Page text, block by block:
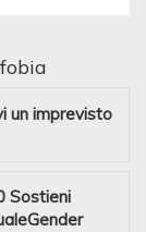
un imprevisto
Sostieni